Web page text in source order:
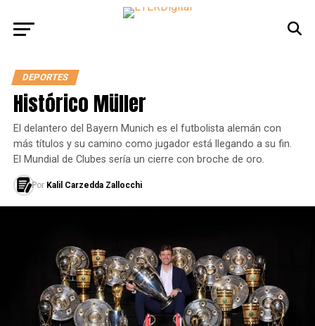
DEPORTES
Histórico Müller
El delantero del Bayern Munich es el futbolista alemán con
más títulos y su camino como jugador está llegando a su fin.
El Mundial de Clubes sería un cierre con broche de oro.
Por Kalil Carzedda Zallocchi